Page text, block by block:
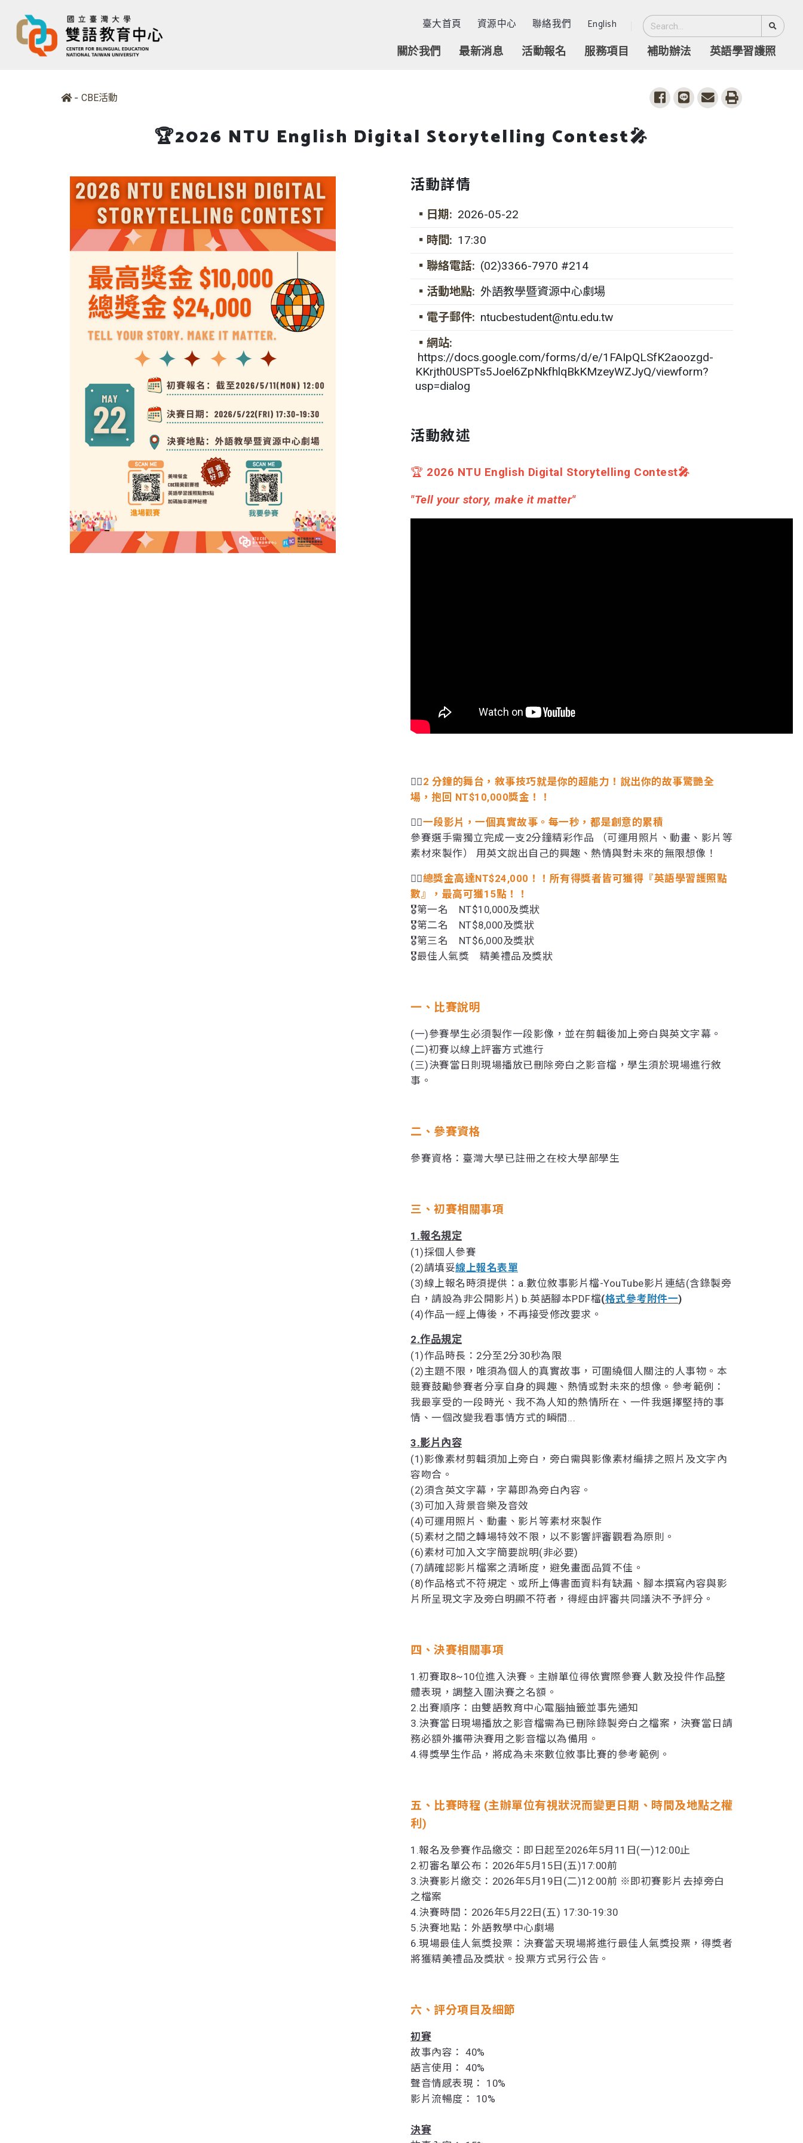
臺大首頁 資源中心 聯絡我們 English
關於我們 最新消息 活動報名 服務項目 補助辦法 英語學習護照
- CBE活動 share to facebook
share to line
share to email
print
🏆2026 NTU English Digital Storytelling Contest🎤
活動詳情
▪日期: 2026-05-22
▪時間: 17:30
▪聯絡電話: (02)3366-7970 #214
▪活動地點: 外語教學暨資源中心劇場
▪電子郵件: ntucbestudent@ntu.edu.tw
▪網站:
https://docs.google.com/forms/d/e/1FAIpQLSfK2aoozgd-
KKrjth0USPTs5Joel6ZpNkfhlqBkKMzeyWZJyQ/viewform?
usp=dialog
活動敘述
🏆 2026 NTU English Digital Storytelling Contest🎤
"Tell your story, make it matter"
❤️‍🔥2 分鐘的舞台，敘事技巧就是你的超能力！說出你的故事驚艷全
場，抱回 NT$10,000獎金！！
❤️‍🔥一段影片，一個真實故事。每一秒，都是創意的累積
參賽選手需獨立完成一支2分鐘精彩作品 （可運用照片、動畫、影片等
素材來製作） 用英文說出自己的興趣、熱情與對未來的無限想像！
❤️‍🔥總獎金高達NT$24,000！！所有得獎者皆可獲得『英語學習護照點
數』，最高可獲15點！！
🎖️第一名 NT$10,000及獎狀
🎖️第二名 NT$8,000及獎狀
🎖️第三名 NT$6,000及獎狀
🎖️最佳人氣獎 精美禮品及獎狀
一、比賽說明
(一)參賽學生必須製作一段影像，並在剪輯後加上旁白與英文字幕。
(二)初賽以線上評審方式進行
(三)決賽當日則現場播放已刪除旁白之影音檔，學生須於現場進行敘
事。
二、參賽資格
參賽資格：臺灣大學已註冊之在校大學部學生
三、初賽相關事項
1 .報名規定
(1)採個人參賽
(2)請填妥線上報名表單
(3)線上報名時須提供：a.數位敘事影片檔-YouTube影片連結(含錄製旁
白，請設為非公開影片) b.英語腳本PDF檔(格式參考附件一)
(4)作品一經上傳後，不再接受修改要求。
2.作品規定
(1)作品時長：2分至2分30秒為限
(2)主題不限，唯須為個人的真實故事，可圍繞個人關注的人事物。本
競賽鼓勵參賽者分享自身的興趣、熱情或對未來的想像。參考範例：
我最享受的一段時光、我不為人知的熱情所在、一件我選擇堅持的事
情、一個改變我看事情方式的瞬間...
3.影片內容
(1)影像素材剪輯須加上旁白，旁白需與影像素材編排之照片及文字內
容吻合。
(2)須含英文字幕，字幕即為旁白內容。
(3)可加入背景音樂及音效
(4)可運用照片、動畫、影片等素材來製作
(5)素材之間之轉場特效不限，以不影響評審觀看為原則。
(6)素材可加入文字簡要說明(非必要)
(7)請確認影片檔案之清晰度，避免畫面品質不佳。
(8)作品格式不符規定、或所上傳書面資料有缺漏、腳本撰寫內容與影
片所呈現文字及旁白明顯不符者，得經由評審共同議決不予評分。
四、決賽相關事項
1.初賽取8~10位進入決賽。主辦單位得依實際參賽人數及投件作品整
體表現，調整入圍決賽之名額。
2.出賽順序：由雙語教育中心電腦抽籤並事先通知
3.決賽當日現場播放之影音檔需為已刪除錄製旁白之檔案，決賽當日請
務必額外攜帶決賽用之影音檔以為備用。
4.得獎學生作品，將成為未來數位敘事比賽的參考範例。
五、比賽時程 (主辦單位有視狀況而變更日期、時間及地點之權
利)
1.報名及參賽作品繳交：即日起至2026年5月11日(一)12:00止
2.初審名單公布：2026年5月15日(五)17:00前
3.決賽影片繳交：2026年5月19日(二)12:00前 ※即初賽影片去掉旁白
之檔案
4.決賽時間：2026年5月22日(五) 17:30-19:30
5.決賽地點：外語教學中心劇場
6.現場最佳人氣獎投票：決賽當天現場將進行最佳人氣獎投票，得獎者
將獲精美禮品及獎狀。投票方式另行公告。
六、評分項目及細節
初賽
故事內容： 40%
語言使用： 40%
聲音情感表現： 10%
影片流暢度： 10%
決賽